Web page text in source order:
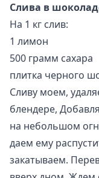
Слива в
На 1 кг слив:
1 лимон
500 грамм сахара
плитка черного
Сливу моем,
блендере,
на небольшом
даем ему
закатываем.